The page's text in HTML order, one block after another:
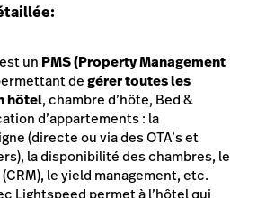
est un PMS (Property Management
degérer toutes les
hôtel, chambre d’hôte, Bed &
d’appartements : la
(directe ou via des OTA’s et
la disponibilité des chambres, le
le yield management, etc.